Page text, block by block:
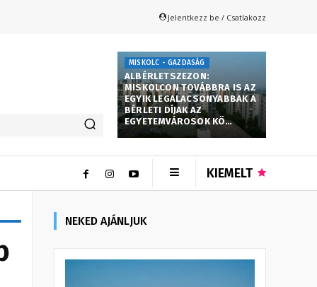
Jelentkezz be / Csatlakozz
MISKOLC - GAZDASÁG
ALBÉRLETSZEZON:
MISKOLCON TOVÁBBRA IS AZ
EGYIK LEGALACSONYABBAK A
BÉRLETI DÍJAK AZ
EGYETEMVÁROSOK KÖ…
KIEMELT
NEKED AJÁNLJUK